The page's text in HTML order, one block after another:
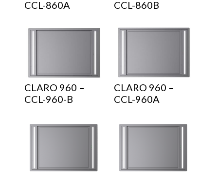
CCL-860A CCL-860B
CLARO 960 –
CCL-960-B
CLARO 960 –
CCL-960A